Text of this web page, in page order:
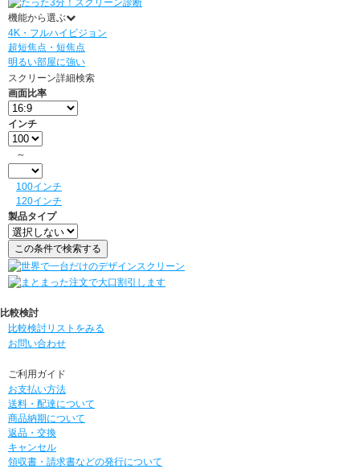
機能から選ぶ
4K・フルハイビジョン
超短焦点・短焦点
明るい部屋に強い
スクリーン詳細検索
画面比率
インチ
～
100インチ
120インチ
製品タイプ
比較検討
比較検討リストをみる
お問い合わせ
ご利用ガイド
お支払い方法
送料・配達について
商品納期について
返品・交換
キャンセル
領収書・請求書などの発行について